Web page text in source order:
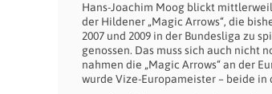
Hans-Joachim Moog blickt
der Hildener „Magic Arrows“, die
2007 und 2009 in der Bundesliga zu
genossen. Das muss sich auch nicht
nahmen die „Magic Arrows“ an der
wurde Vize-Europameister – beide in